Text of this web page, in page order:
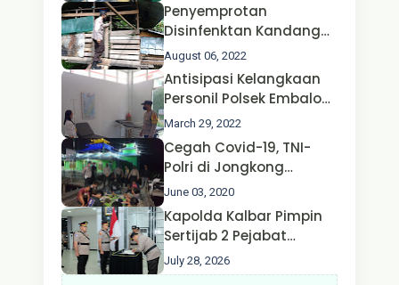
Penyemprotan
Disinfenktan Kandang
Ternak Kambing warga
Oleh Satgas Ops Aman
Nusa II Polda Kalbar*
August 06, 2022
Antisipasi Kelangkaan
Personil Polsek Embaloh
Hulu Gencar Lakukan
Pengecekan Oksigen
March 29, 2022
Cegah Covid-19, TNI-
Polri di Jongkong
Himbau Masyarakat
Jangan Kumpul Hinga
Larut Malam.
June 03, 2020
Kapolda Kalbar Pimpin
Sertijab 2 Pejabat
Utama dan 7 Kapolres,
AKBP Wisnu Perdana
July 28, 2026